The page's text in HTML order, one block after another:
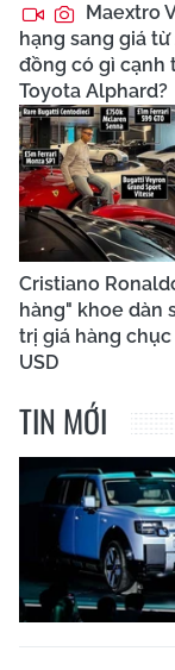
Maextro
hạng sang giá từ
đồng có gì cạnh
Toyota Alphard?
Cristiano
hàng" khoe dàn
trị giá hàng
USD
TIN MỚI